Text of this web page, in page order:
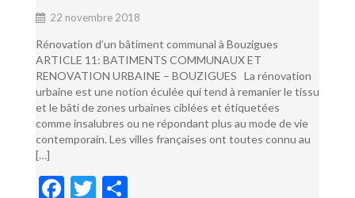
22 novembre 2018
Rénovation d’un bâtiment communal à Bouzigues
ARTICLE 11: BATIMENTS COMMUNAUX ET
RENOVATION URBAINE – BOUZIGUES La rénovation
urbaine est une notion éculée qui tend à remanier le tissu
et le bâti de zones urbaines ciblées et étiquetées
comme insalubres ou ne répondant plus au mode de vie
contemporain. Les villes françaises ont toutes connu au
[…]
F
T